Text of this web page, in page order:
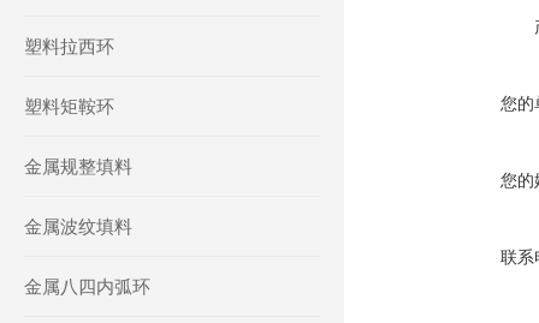
塑料拉西环
塑料矩鞍环
金属规整填料
金属波纹填料
金属八四内弧环
您的
您的
联系